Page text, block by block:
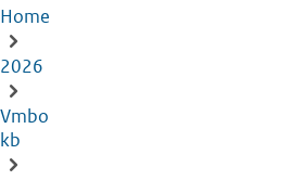
Kruimelpad
Home
2026
Vmbo
kb